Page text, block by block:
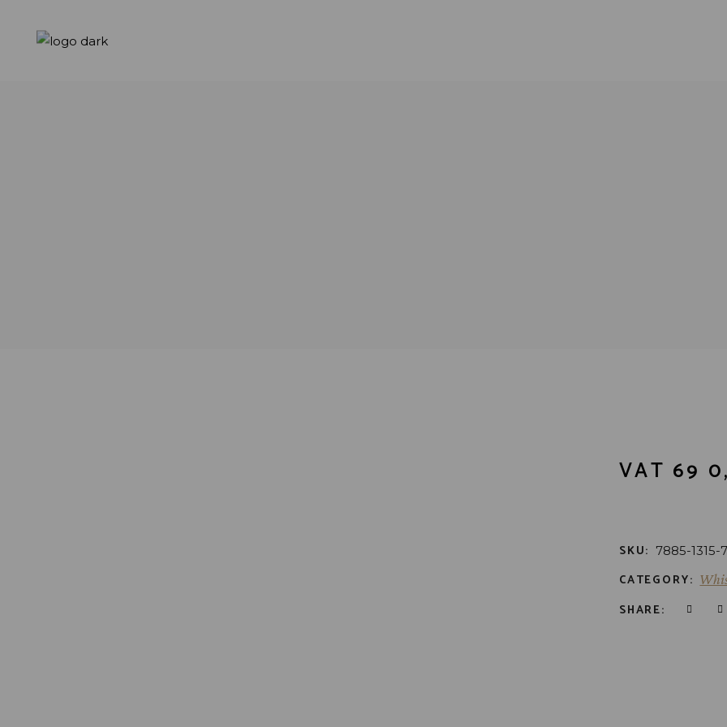
VAT 69
SKU: 7885-1315-
CATEGORY:
SHARE: